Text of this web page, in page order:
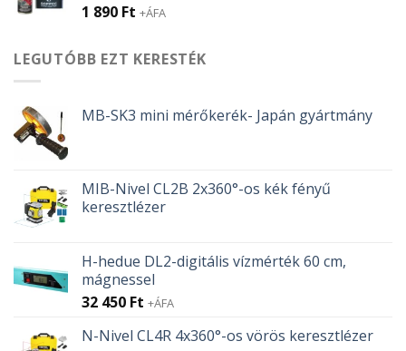
1 890 Ft +ÁFA
LEGUTÓBB EZT KERESTÉK
MB-SK3 mini mérőkerék- Japán gyártmány
MIB-Nivel CL2B 2x360°-os kék fényű
keresztlézer
H-hedue DL2-digitális vízmérték 60 cm,
mágnessel
32 450 Ft +ÁFA
N-Nivel CL4R 4x360°-os vörös keresztlézer